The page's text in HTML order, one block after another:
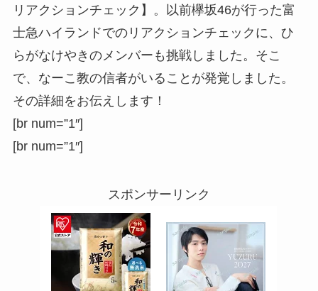
リアクションチェック】。以前欅坂46が行った富
士急ハイランドでのリアクションチェックに、ひ
らがなけやきのメンバーも挑戦しました。そこ
で、なーこ教の信者がいることが発覚しました。
その詳細をお伝えします！
[br num=”1″]
[br num=”1″]
スポンサーリンク